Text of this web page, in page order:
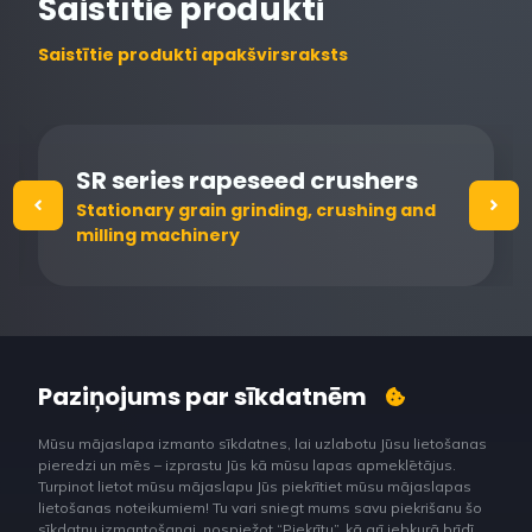
Saistītie produkti
Saistītie produkti apakšvirsraksts
SR series rapeseed crushers
Stationary grain grinding, crushing and
milling machinery
Paziņojums par sīkdatnēm
Mūsu mājaslapa izmanto sīkdatnes, lai uzlabotu Jūsu lietošanas
pieredzi un mēs – izprastu Jūs kā mūsu lapas apmeklētājus.
Turpinot lietot mūsu mājaslapu Jūs piekrītiet mūsu mājaslapas
lietošanas noteikumiem! Tu vari sniegt mums savu piekrišanu šo